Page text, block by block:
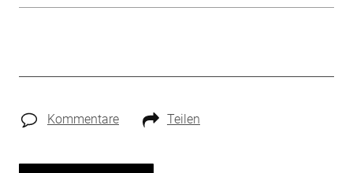
Kommentare Teilen